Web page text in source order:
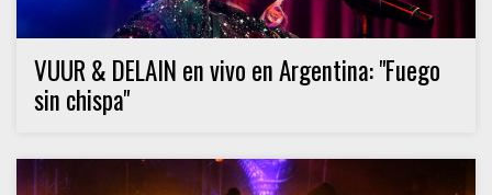
VUUR & DELAIN en vivo en Argentina: "Fuego
sin chispa"